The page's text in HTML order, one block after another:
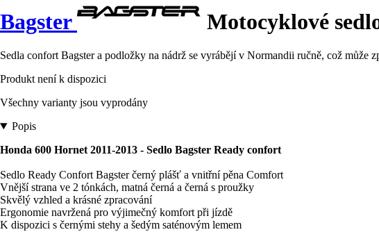
Bagster Motocyklové
Sedla confort Bagster a podložky na nádrž se vyrábějí v Normandii ručně, což může
Produkt není k dispozici
Všechny varianty jsou vyprodány
Popis
Honda 600 Hornet 2011-2013 - Sedlo Bagster Ready confort
Sedlo Ready Confort Bagster černý plášť a vnitřní pěna Comfort
Vnější strana ve 2 tónkách, matná černá a černá s proužky
Skvělý vzhled a krásné zpracování
Ergonomie navržená pro výjimečný komfort při jízdě
K dispozici s černými stehy a šedým saténovým lemem